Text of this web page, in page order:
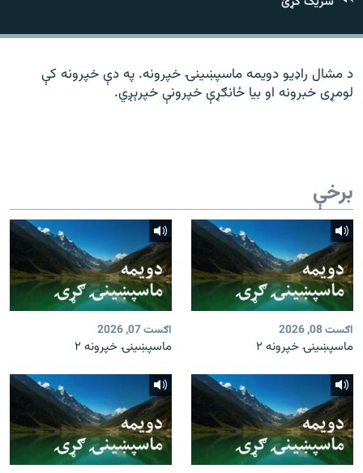
موږ وڅارئ
د مشال راډیو دویمه ماسپښینۍ خپرونه. په دې خپرونه کې
لومړی خبرونه او بیا ځانګړې خپرونې خپرېږي.
برخې
اګست 08, 2026
ماسپښينۍ خپرونه ۲
اګست 07, 2026
ماسپښينۍ خپرونه ۲